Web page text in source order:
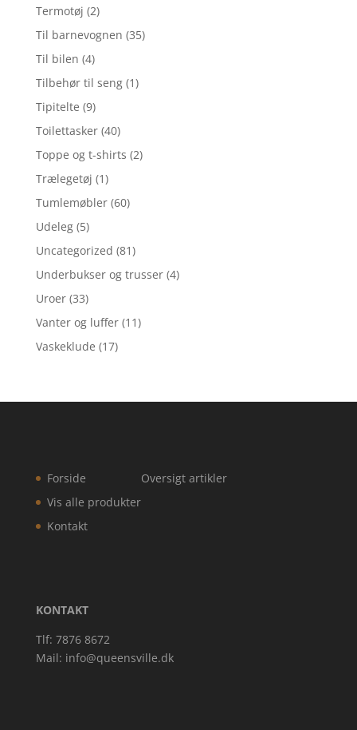
Termotøj (2)
Til barnevognen (35)
Til bilen (4)
Tilbehør til seng (1)
Tipitelte (9)
Toilettasker (40)
Toppe og t-shirts (2)
Trælegetøj (1)
Tumlemøbler (60)
Udeleg (5)
Uncategorized (81)
Underbukser og trusser (4)
Uroer (33)
Vanter og luffer (11)
Vaskeklude (17)
Forside
Vis alle produkter
Kontakt
Oversigt artikler
KONTAKT
Tlf: 7876 8672
Mail: info@queensville.dk